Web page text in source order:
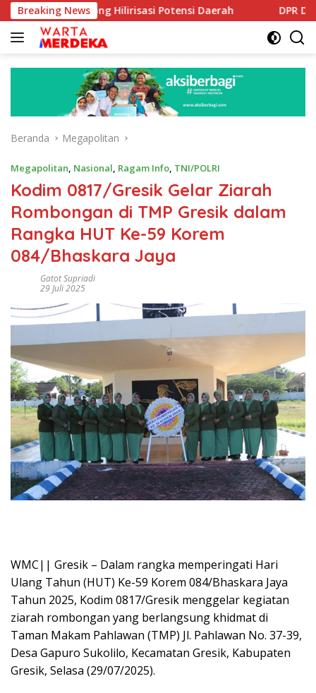
Langsung
ke
konten
Breaking News
Dorong Hilirisasi Potensi Daerah DPR Dorong
Beranda Megapolitan
Megapolitan, Nasional, Ragam Info, TNI/POLRI
Kodim 0817/Gresik Gelar Ziarah
Rombongan di TMP Gresik dalam
Rangka HUT Ke-59 Korem
084/Bhaskara Jaya
Gatot Supriadi
29 Juli 2025
WMC|| Gresik – Dalam rangka memperingati Hari
Ulang Tahun (HUT) Ke-59 Korem 084/Bhaskara Jaya
Tahun 2025, Kodim 0817/Gresik menggelar kegiatan
ziarah rombongan yang berlangsung khidmat di
Taman Makam Pahlawan (TMP) Jl. Pahlawan No. 37-39,
Desa Gapuro Sukolilo, Kecamatan Gresik, Kabupaten
Gresik, Selasa (29/07/2025).